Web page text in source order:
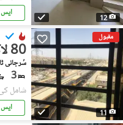
12
مقبول
11
80 لاکھ
سُرجانی
3
شامل کی:20 گھنٹے